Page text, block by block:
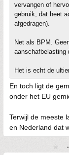
vervangen of
gebruik, dat heet
afgedragen).
Net als BPM.
aanschafbelasting
Het is echt de
En toch ligt de
onder het EU
Terwijl de meeste
en Nederland dat